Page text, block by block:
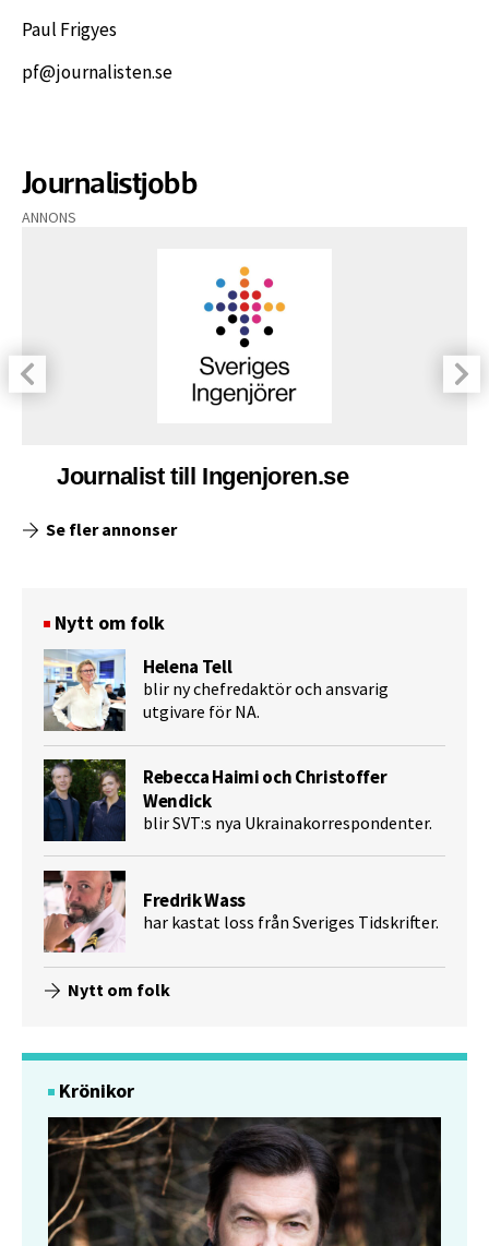
Paul Frigyes
pf@journalisten.se
Journalistjobb
ANNONS
Journalist till Ingenjoren.se
Se fler annonser
Nytt om folk
Helena Tell
blir ny chefredaktör och ansvarig
utgivare för NA.
Rebecca Haimi och Christoffer
Wendick
blir SVT:s nya Ukrainakorrespondenter.
Fredrik Wass
har kastat loss från Sveriges Tidskrifter.
Nytt om folk
Krönikor